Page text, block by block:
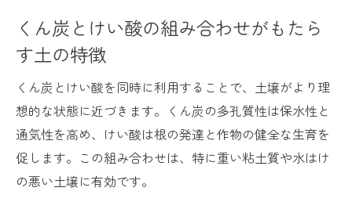
けい酸の効果的な活用で水もちの良い土に
くん炭とけい酸の量と撒き方のポイント
けい酸の効果で病害虫に強い作物を育てる
方法
けい酸とくん炭の働きが微生物環境を整え
る理由
くん炭とけい酸の組み合わせがもたら
す土の特徴
くん炭とけい酸を同時に利用することで、土壌がより理
想的な状態に近づきます。くん炭の多孔質性は保水性と
通気性を高め、けい酸は根の発達と作物の健全な生育を
促します。この組み合わせは、特に重い粘土質や水はけ
の悪い土壌に有効です。